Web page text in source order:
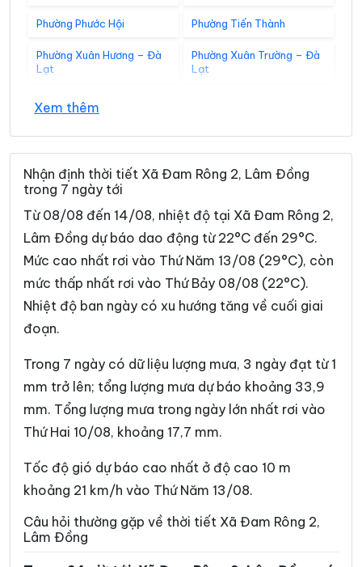
Phường Phước Hội Phường Tiến Thành
Phường Xuân Hương – Đà
Lạt
Phường Xuân Trường – Đà
Lạt
Xã Bắc Bình
Xã Bảo Lâm 5
Xã Cát Tiên Xã Cát Tiên 2
Xã Cát Tiên 3 Xã Cư Jút
Xã D’Ran Xã Đạ Huoai
Xã Đạ Tẻh 3 Xã Đắk Mil
Xã Đắk Sắk Xã Đắk song
Xã Đam Rông 3 Xã Đam Rông 4
Xã Đinh Văn Lâm Hà
Xem thêm
Nhận định thời tiết Xã Đam Rông 2, Lâm Đồng
trong 7 ngày tới
Từ 08/08 đến 14/08, nhiệt độ tại Xã Đam Rông 2,
Lâm Đồng dự báo dao động từ 22°C đến 29°C.
Mức cao nhất rơi vào Thứ Năm 13/08 (29°C), còn
mức thấp nhất rơi vào Thứ Bảy 08/08 (22°C).
Nhiệt độ ban ngày có xu hướng tăng về cuối giai
đoạn.
Trong 7 ngày có dữ liệu lượng mưa, 3 ngày đạt từ 1
mm trở lên; tổng lượng mưa dự báo khoảng 33,9
mm. Tổng lượng mưa trong ngày lớn nhất rơi vào
Thứ Hai 10/08, khoảng 17,7 mm.
Tốc độ gió dự báo cao nhất ở độ cao 10 m
khoảng 21 km/h vào Thứ Năm 13/08.
Câu hỏi thường gặp về thời tiết Xã Đam Rông 2,
Lâm Đồng